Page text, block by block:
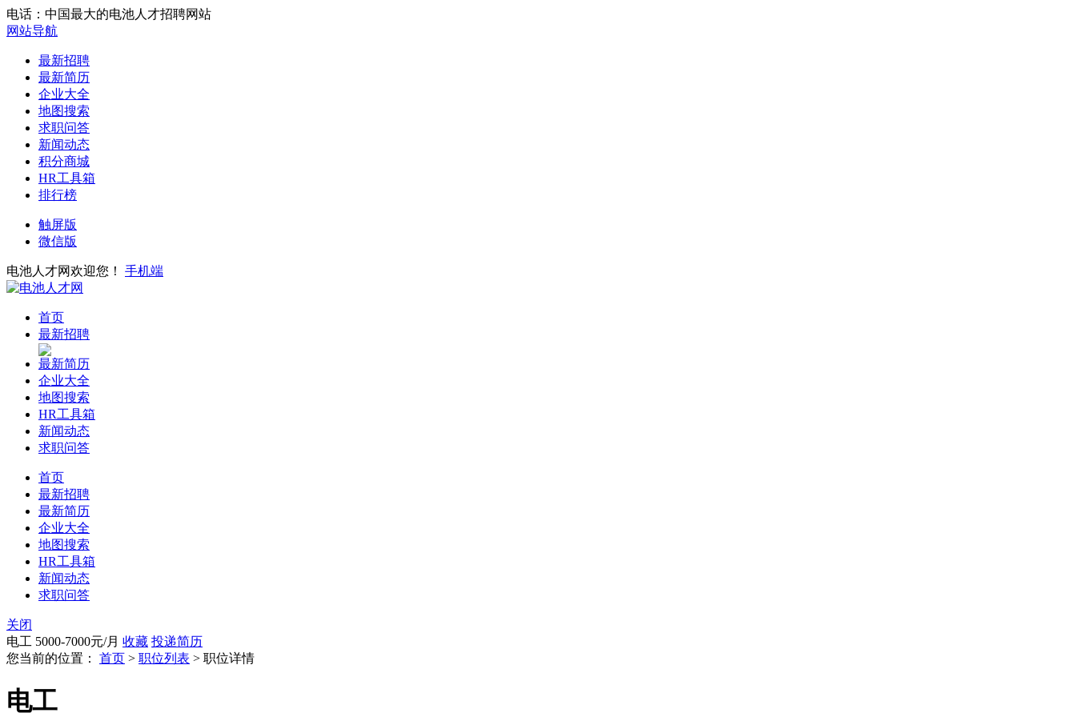
电话：中国最大的电池人才招聘网站
网站导航
最新招聘
最新简历
企业大全
地图搜索
求职问答
新闻动态
积分商城
HR工具箱
排行榜
触屏版
微信版
电池人才网欢迎您！ 手机端
首页
最新招聘
最新简历
企业大全
地图搜索
HR工具箱
新闻动态
求职问答
首页
最新招聘
最新简历
企业大全
地图搜索
HR工具箱
新闻动态
求职问答
关闭
电工 5000-7000元/月 收藏 投递简历
您当前的位置： 首页 > 职位列表 > 职位详情
电工